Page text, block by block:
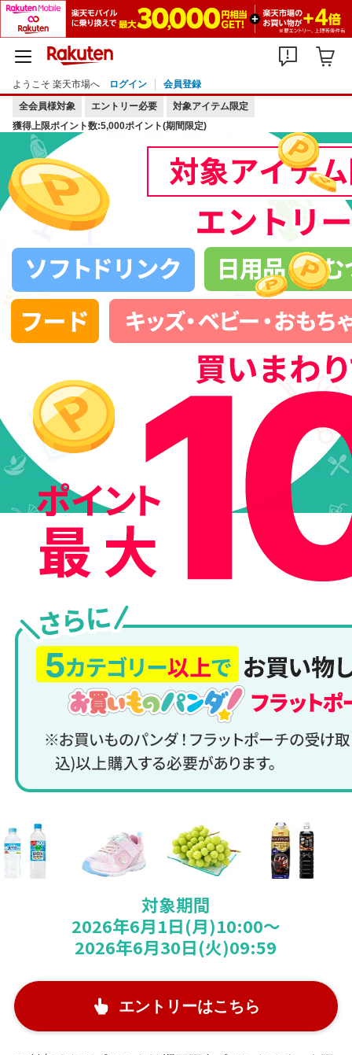
ようこそ 楽天市場へ ログイン
会員登録
全会員様対象
エントリー必要
対象アイテム限定
獲得上限ポイント数:5,000ポイント(期間限定)
対象期間
2026年6月1日(月)10:00～
2026年6月30日(火)09:59
エントリーはこちら